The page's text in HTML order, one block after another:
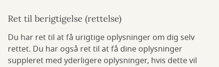
Ret til berigtigelse (rettelse)
Du har ret til at få urigtige oplysninger om dig selv
rettet. Du har også ret til at få dine oplysninger
suppleret med yderligere oplysninger, hvis dette vil